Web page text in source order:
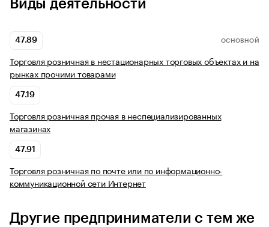
Виды деятельности
47.89 ОСНОВНОЙ
Торговля розничная в нестационарных торговых объектах и на
рынках прочими товарами
47.19
Торговля розничная прочая в неспециализированных
магазинах
47.91
Торговля розничная по почте или по информационно-
коммуникационной сети Интернет
Другие предприниматели с тем же